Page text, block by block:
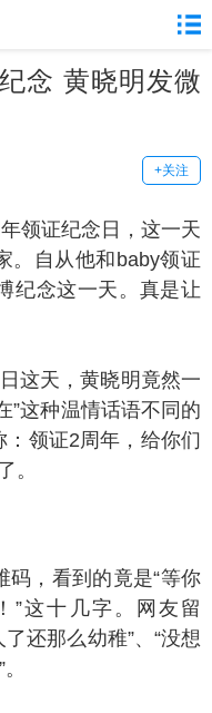
念 黄晓明发微
+关注
证纪念日，这一天
。自从他和baby领证
纪念这一天。真是让
天，黄晓明竟然一
”这种温情话语不同的
领证2周年，给你们
。
，看到的竟是“等你
”这十几字。网友留
还那么幼稚”、“没想